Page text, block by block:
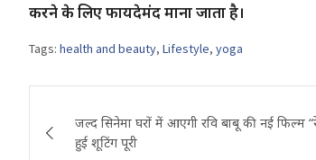
करने के लिए फायदेमंद माना जाता है।
Tags: health and beauty, Lifestyle, yoga
navigation
जल्द सिनेमा घरों में आएगी रवि बाबू की नई फिल्म
हुई शूटिंग पूरी